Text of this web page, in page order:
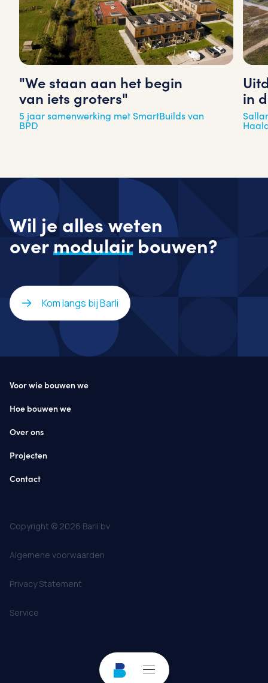
"We staan aan het begin
van iets groters"
5 jaar samenwerking met SmartBuilds van
BPD
in
Wil je alles weten
overmodulairbouwen?
Kom langs bij Barli
Voor wie bouwen we
Hoe bouwen we
Over ons
Projecten
Contact
Copyright © 2026 Barli bv
Algemene voorwaarden
Privacy Statement
Service